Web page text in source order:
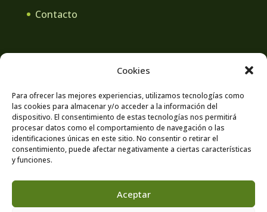
Cookies
Para ofrecer las mejores experiencias, utilizamos tecnologías como
las cookies para almacenar y/o acceder a la información del
dispositivo. El consentimiento de estas tecnologías nos permitirá
procesar datos como el comportamiento de navegación o las
identificaciones únicas en este sitio. No consentir o retirar el
consentimiento, puede afectar negativamente a ciertas características
y funciones.
Aceptar
Contacto
Aviso legal
Política de privacidad
Contacto
Política de cookies